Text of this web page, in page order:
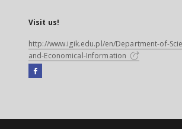
Visit us!
http://www.igik.edu.pl/en/Department-of-
and-Economical-Information
Facebook
open